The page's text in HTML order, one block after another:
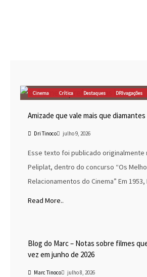
Cinema Crítica Destaques DRIvagações
Amizade que vale mais que diamantes
Dri Tinoco julho 9, 2026
Esse texto foi publicado originalmente
Peliplat, dentro do concurso “Os
Relacionamentos do Cinema” Em
Read More..
Blog do Marc – Notas sobre filmes
vez em junho de 2026
Marc Tinoco julho 8, 2026